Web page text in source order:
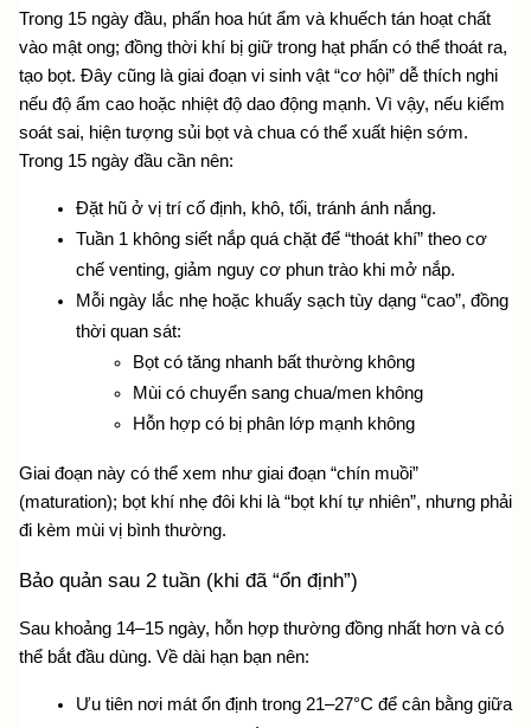
Trong 15 ngày đầu, phấn hoa hút ẩm và khuếch tán hoạt chất
vào mật ong; đồng thời khí bị giữ trong hạt phấn có thể thoát ra,
tạo bọt. Đây cũng là giai đoạn vi sinh vật “cơ hội” dễ thích nghi
nếu độ ẩm cao hoặc nhiệt độ dao động mạnh. Vì vậy, nếu kiểm
soát sai, hiện tượng sủi bọt và chua có thể xuất hiện sớm.
Trong 15 ngày đầu cần nên:
Đặt hũ ở vị trí cố định, khô, tối, tránh ánh nắng.
Tuần 1 không siết nắp quá chặt để “thoát khí” theo cơ
chế venting, giảm nguy cơ phun trào khi mở nắp.
Mỗi ngày lắc nhẹ hoặc khuấy sạch tùy dạng “cao”, đồng
thời quan sát:
Bọt có tăng nhanh bất thường không
Mùi có chuyển sang chua/men không
Hỗn hợp có bị phân lớp mạnh không
Giai đoạn này có thể xem như giai đoạn “chín muồi”
(maturation); bọt khí nhẹ đôi khi là “bọt khí tự nhiên”, nhưng phải
đi kèm mùi vị bình thường.
Bảo quản sau 2 tuần (khi đã “ổn định”)
Sau khoảng 14–15 ngày, hỗn hợp thường đồng nhất hơn và có
thể bắt đầu dùng. Về dài hạn bạn nên:
Ưu tiên nơi mát ổn định trong 21–27°C để cân bằng giữa